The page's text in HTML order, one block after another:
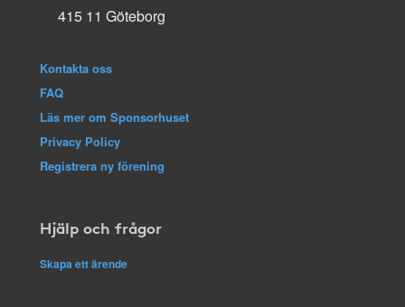
415 11 Göteborg
Kontakta oss
FAQ
Läs mer om Sponsorhuset
Privacy Policy
Registrera ny förening
Hjälp och frågor
Skapa ett ärende